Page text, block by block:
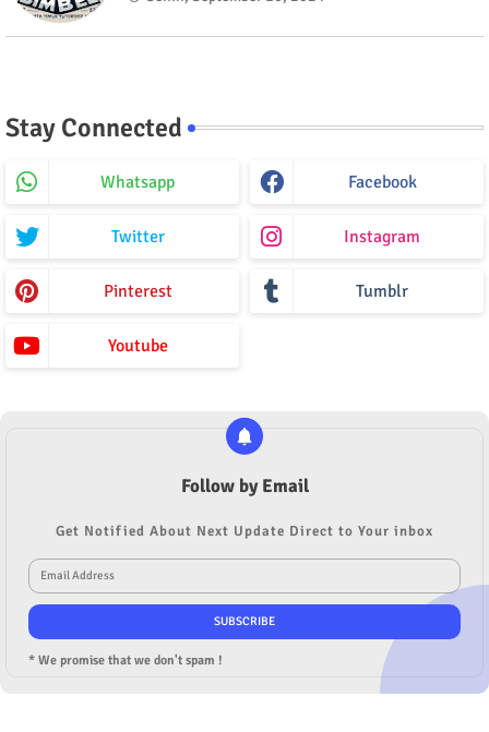
Stay Connected
Whatsapp Facebook
Twitter Instagram
Pinterest Tumblr
Youtube
Follow by Email
Get Notified About Next Update Direct to Your inbox
* We promise that we don't spam !